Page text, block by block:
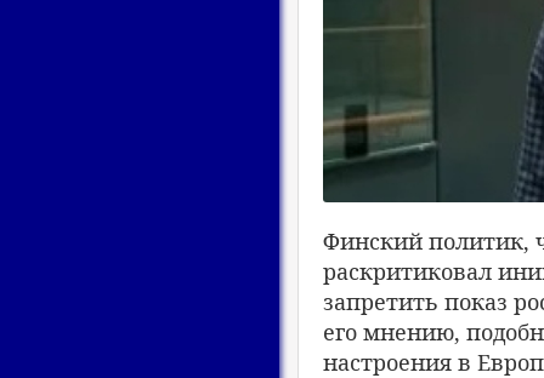
Финский политик,
раскритиковал
запретить показ
его мнению,
настроения в